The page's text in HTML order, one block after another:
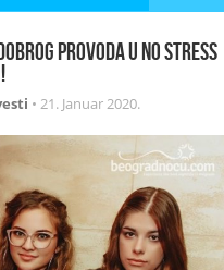
provoda u No Stress
• 21. Januar 2020.